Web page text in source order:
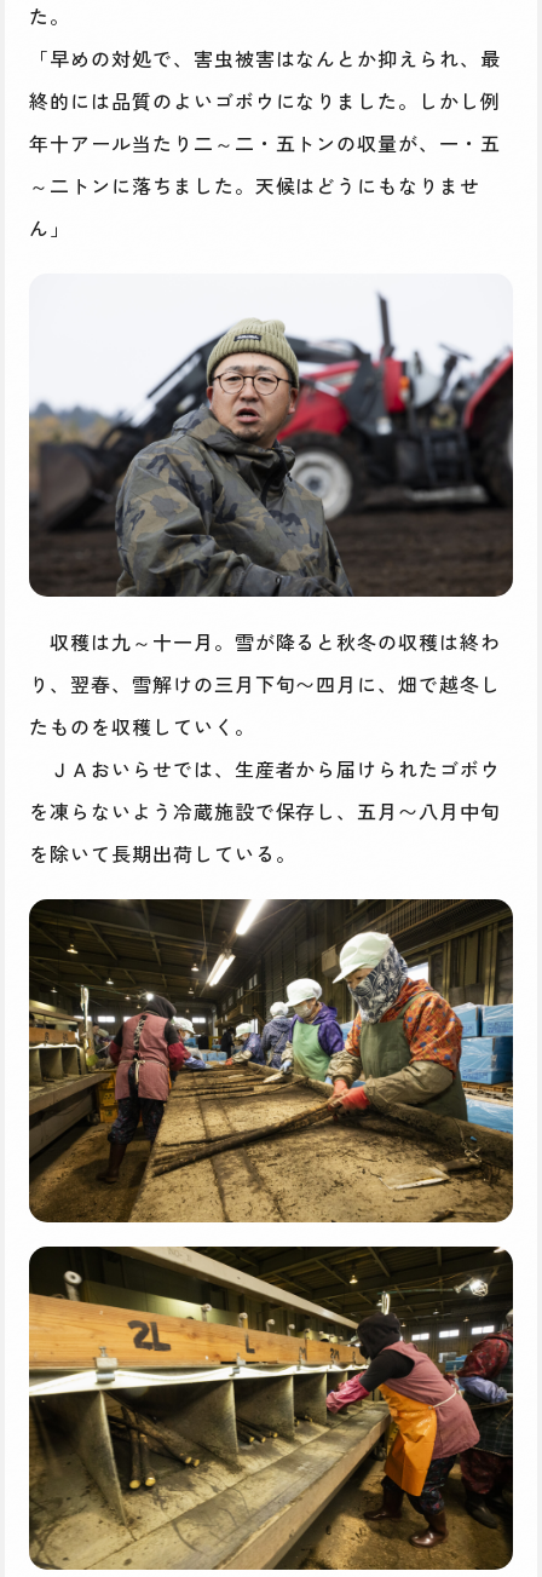
た。
「早めの対処で、害虫被害はなんとか抑えられ、最
終的には品質のよいゴボウになりました。しかし例
年十アール当たり二～二・五トンの収量が、一・五
～二トンに落ちました。天候はどうにもなりませ
ん」
収穫は九～十一月。雪が降ると秋冬の収穫は終わ
り、翌春、雪解けの三月下旬〜四月に、畑で越冬し
たものを収穫していく。
ＪＡおいらせでは、生産者から届けられたゴボウ
を凍らないよう冷蔵施設で保存し、五月〜八月中旬
を除いて長期出荷している。